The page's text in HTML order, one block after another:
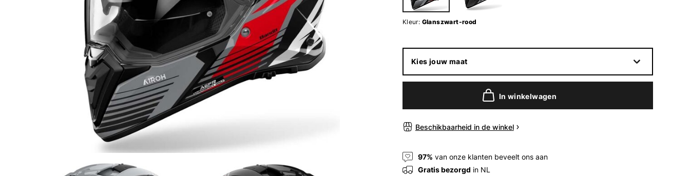
Kleur: Glanszwart-rood
Kies jouw maat
In winkelwagen
Beschikbaarheid in de winkel
97% van onze klanten beveelt ons aan
Gratis bezorgd in NL